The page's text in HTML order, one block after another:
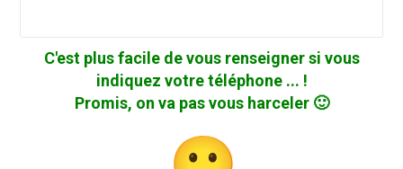
C'est plus facile de vous renseigner si vous
indiquez votre téléphone ... !
Promis, on va pas vous harceler 🙂